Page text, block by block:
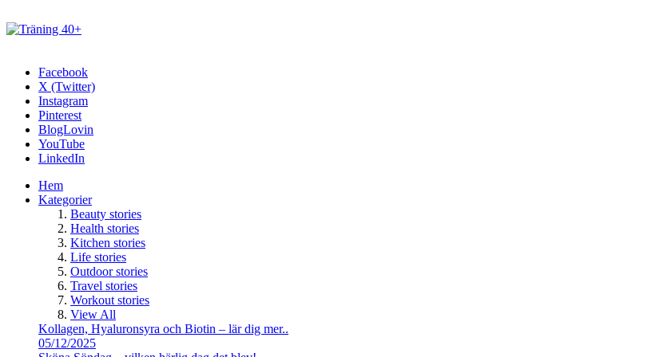
Facebook
X (Twitter)
Instagram
Pinterest
BlogLovin
YouTube
LinkedIn
Hem
Kategorier
Beauty stories
Health stories
Kitchen stories
Life stories
Outdoor stories
Travel stories
Workout stories
View All
Kollagen, Hyaluronsyra och Biotin – lär dig mer..
05/12/2025